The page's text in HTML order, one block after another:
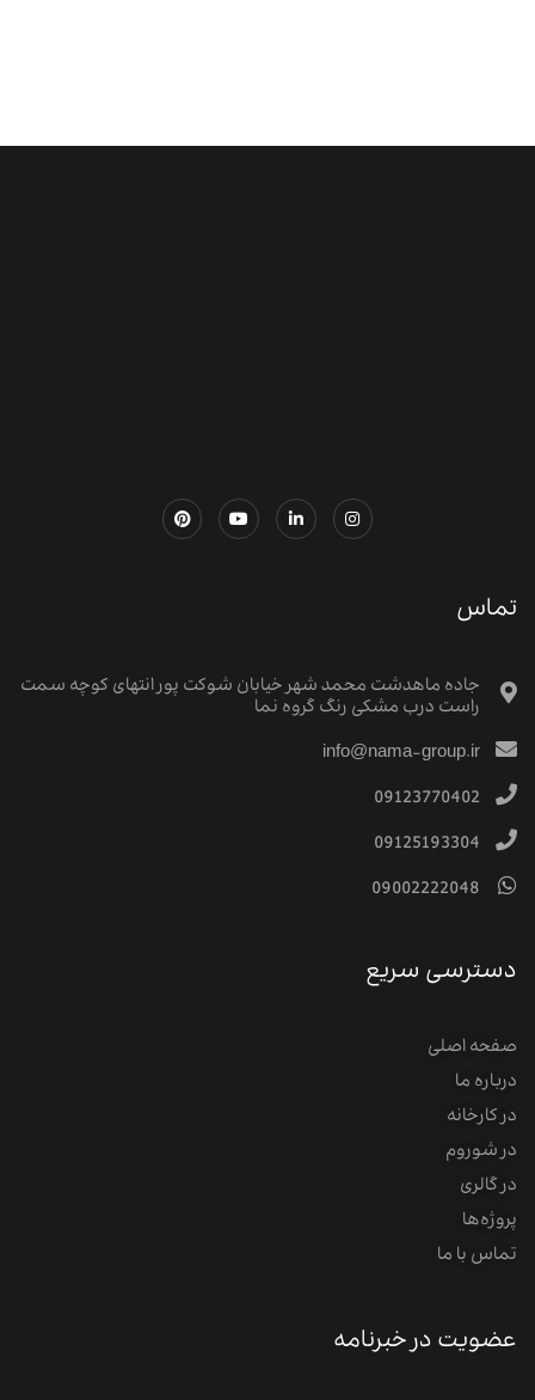
تماس
جاده ماهدشت محمد شهر خیابان شوکت پور انتهای کوچه سمت
راست درب مشکی رنگ گروه نما
info@nama-group.ir
09123770402
09125193304
09002222048
دسترسی سریع
صفحه اصلی
درباره ما
در کارخانه
در شوروم
در گالری
پروژه‌‌ها
تماس با ما
عضویت در خبرنامه